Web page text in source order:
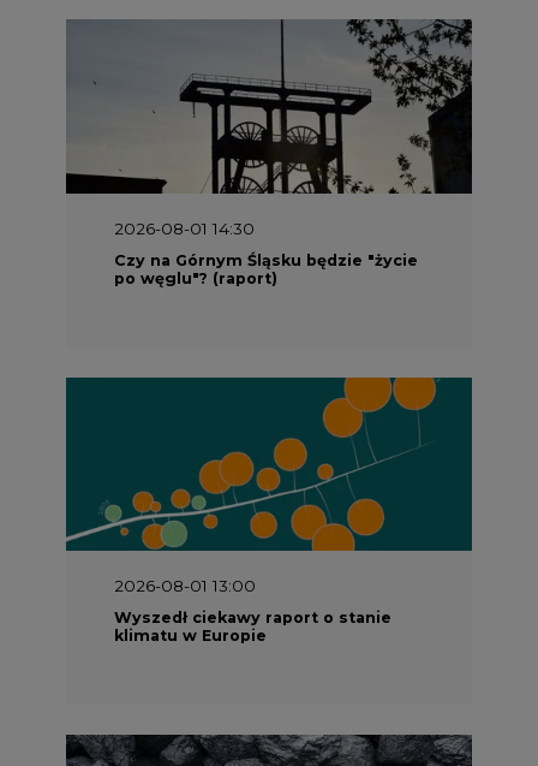
2026-08-01 14:30
Czy na Górnym Śląsku będzie "życie
po węglu"? (raport)
2026-08-01 13:00
Wyszedł ciekawy raport o stanie
klimatu w Europie